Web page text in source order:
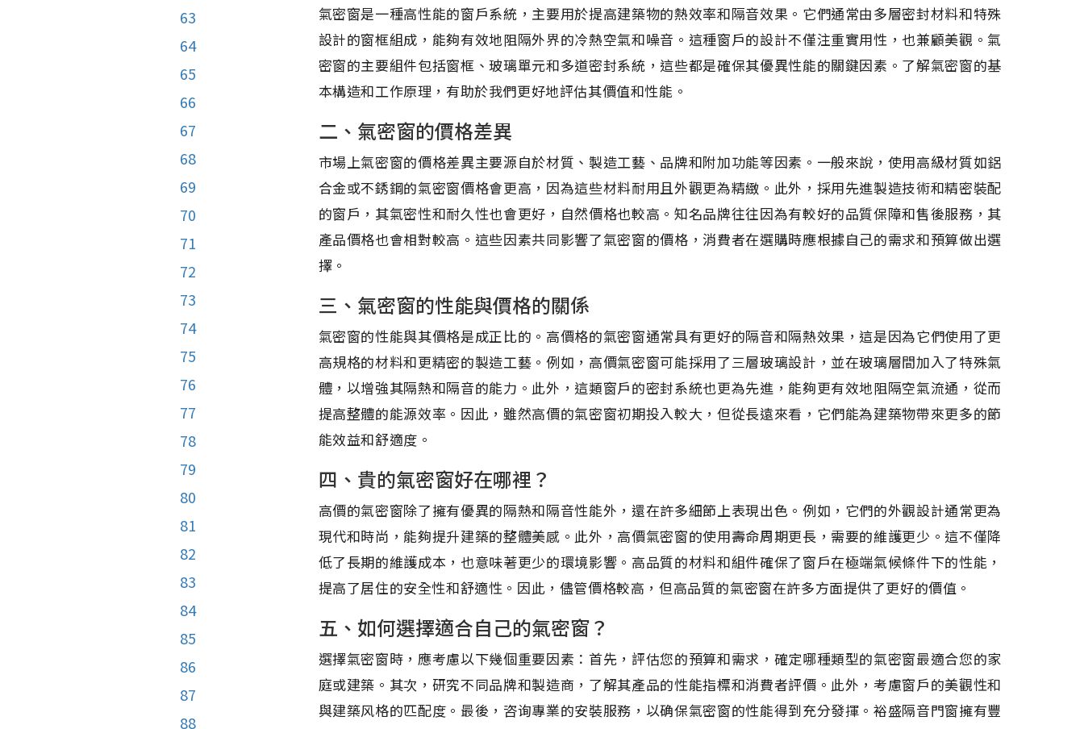
63
64
65
66
67
68
69
70
71
72
73
74
75
76
77
78
79
80
81
82
83
84
85
86
87
88
氣密窗是一種高性能的窗戶系統，主要用於提高建築物的熱效率和隔音效果。它們通常由多層密封材料和特殊
設計的窗框組成，能夠有效地阻隔外界的冷熱空氣和噪音。這種窗戶的設計不僅注重實用性，也兼顧美觀。氣
密窗的主要組件包括窗框、玻璃單元和多道密封系統，這些都是確保其優異性能的關鍵因素。了解氣密窗的基
本構造和工作原理，有助於我們更好地評估其價值和性能。
二、氣密窗的價格差異
市場上氣密窗的價格差異主要源自於材質、製造工藝、品牌和附加功能等因素。一般來說，使用高級材質如鋁
合金或不銹鋼的氣密窗價格會更高，因為這些材料耐用且外觀更為精緻。此外，採用先進製造技術和精密裝配
的窗戶，其氣密性和耐久性也會更好，自然價格也較高。知名品牌往往因為有較好的品質保障和售後服務，其
產品價格也會相對較高。這些因素共同影響了氣密窗的價格，消費者在選購時應根據自己的需求和預算做出選
擇。
三、氣密窗的性能與價格的關係
氣密窗的性能與其價格是成正比的。高價格的氣密窗通常具有更好的隔音和隔熱效果，這是因為它們使用了更
高規格的材料和更精密的製造工藝。例如，高價氣密窗可能採用了三層玻璃設計，並在玻璃層間加入了特殊氣
體，以增強其隔熱和隔音的能力。此外，這類窗戶的密封系統也更為先進，能夠更有效地阻隔空氣流通，從而
提高整體的能源效率。因此，雖然高價的氣密窗初期投入較大，但從長遠來看，它們能為建築物帶來更多的節
能效益和舒適度。
四、貴的氣密窗好在哪裡？
高價的氣密窗除了擁有優異的隔熱和隔音性能外，還在許多細節上表現出色。例如，它們的外觀設計通常更為
現代和時尚，能夠提升建築的整體美感。此外，高價氣密窗的使用壽命周期更長，需要的維護更少。這不僅降
低了長期的維護成本，也意味著更少的環境影響。高品質的材料和組件確保了窗戶在極端氣候條件下的性能，
提高了居住的安全性和舒適性。因此，儘管價格較高，但高品質的氣密窗在許多方面提供了更好的價值。
五、如何選擇適合自己的氣密窗？
選擇氣密窗時，應考慮以下幾個重要因素：首先，評估您的預算和需求，確定哪種類型的氣密窗最適合您的家
庭或建築。其次，研究不同品牌和製造商，了解其產品的性能指標和消費者評價。此外，考慮窗戶的美觀性和
與建築风格的匹配度。最後，咨询專業的安裝服務，以确保氣密窗的性能得到充分發揮。裕盛隔音門窗擁有豐